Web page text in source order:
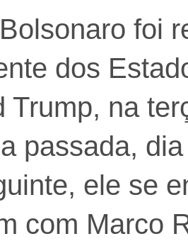
foi
dos
Trump, na
passada,
ele se
com Marco